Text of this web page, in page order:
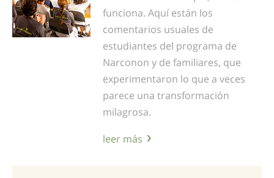
funciona. Aquí están los
comentarios usuales de
estudiantes del programa de
Narconon y de familiares, que
experimentaron lo que a veces
parece una transformación
milagrosa.
leer más